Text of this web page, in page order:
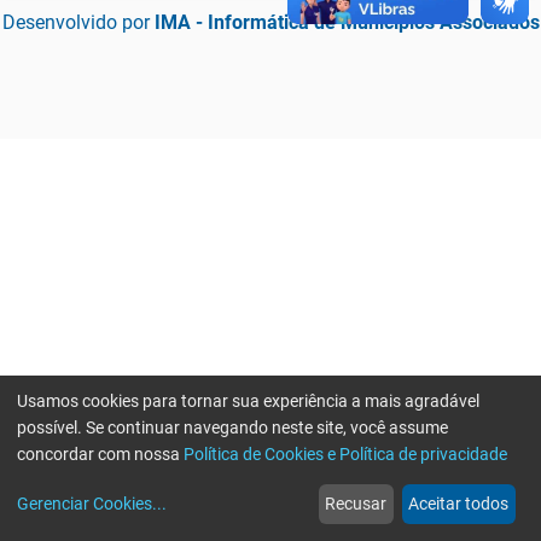
Desenvolvido por IMA - Informática de Municípios Associados
web
Notícias
more_horiz
Mais
Usamos cookies para tornar sua experiência a mais agradável
possível. Se continuar navegando neste site, você assume
concordar com nossa Política de Cookies e Política de privacidade
Gerenciar Cookies... Recusar Aceitar todos
Erro ao enviar informações, por favor tente novamente